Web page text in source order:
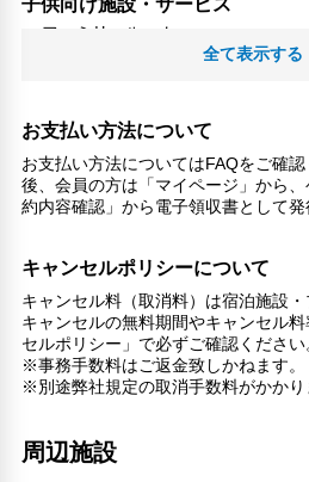
子供向け施設・サービス
ファミリールーム
家族・お子様に優しい設備
ガーデン
館内施設・便利なサービス
荷物預かりサービス
エレベーター
ランドリーサービス
対応言語
英語
日本語
その他サービス
全て表示する
お支払い方法について
お支払い方法についてはFAQをご確
後、会員の方は「マイページ」から
約内容確認」から電子領収書として発
キャンセルポリシーについて
キャンセル料（取消料）は宿泊施設・
キャンセルの無料期間やキャンセル
セルポリシー」で必ずご確認ください
※事務手数料はご返金致しかねます。
※別途弊社規定の取消手数料がかかり
周辺施設